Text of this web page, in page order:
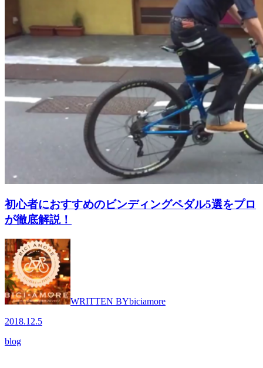
初心者におすすめのビンディングペダル5選をプロ
が徹底解説！
WRITTEN BYbiciamore
2018.12.5
blog